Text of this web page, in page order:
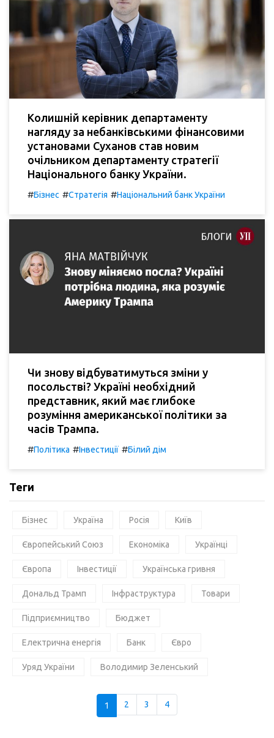
Колишній керівник департаменту
нагляду за небанківськими фінансовими
установами Суханов став новим
очільником департаменту стратегії
Національного банку України.
#Бізнес #Стратегія #Національний банк України
Чи знову відбуватимуться зміни у
посольстві? Україні необхідний
представник, який має глибоке
розуміння американської політики за
часів Трампа.
#Політика #Інвестиції #Білий дім
Теги
Бізнес Україна Росія Київ
Європейський Союз Економіка Українці
Європа Інвестиції Українська гривня
Дональд Трамп Інфраструктура Товари
Підприємництво Бюджет
Електрична енергія Банк Євро
Уряд України Володимир Зеленський
1 2 3 4